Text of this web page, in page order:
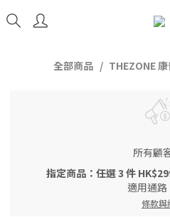
全部商品 THEZONE
所有顧
指定商品：任選 3 件
適用通路
條款與